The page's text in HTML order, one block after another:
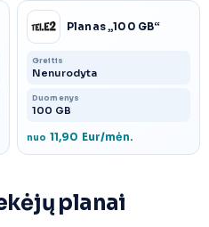
Planas „100 GB“
Greitis
Nenurodyta
Duomenys
100 GB
nuo 11,90 Eur/mėn.
planai